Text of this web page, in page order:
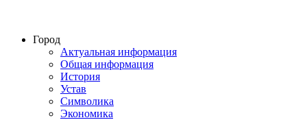
Город
Актуальная информация
Общая информация
История
Устав
Символика
Экономика